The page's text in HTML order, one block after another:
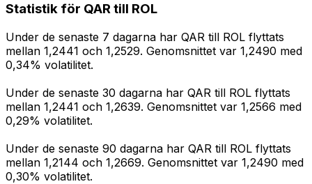
Statistik för QAR till ROL
Under de senaste 7 dagarna har QAR till ROL flyttats
mellan 1,2441 och 1,2529. Genomsnittet var 1,2490 med
0,34% volatilitet.
Under de senaste 30 dagarna har QAR till ROL flyttats
mellan 1,2441 och 1,2639. Genomsnittet var 1,2566 med
0,29% volatilitet.
Under de senaste 90 dagarna har QAR till ROL flyttats
mellan 1,2144 och 1,2669. Genomsnittet var 1,2490 med
0,30% volatilitet.